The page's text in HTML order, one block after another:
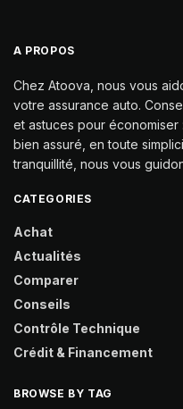
A PROPOS
Chez Atoova, nous vous
votre assurance auto.
et astuces pour économiser
bien assuré, en toute
tranquillité, nous vous
CATEGORIES
Achat
Actualités
Comparer
Conseils
Contrôle Technique
Crédit & Financement
BROWSE BY TAG